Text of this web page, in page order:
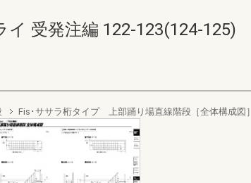
イ 受発注編 122-123(124-125)
Fis･ササラ桁タイプ 上部踊り場直線階段［全体構成図］